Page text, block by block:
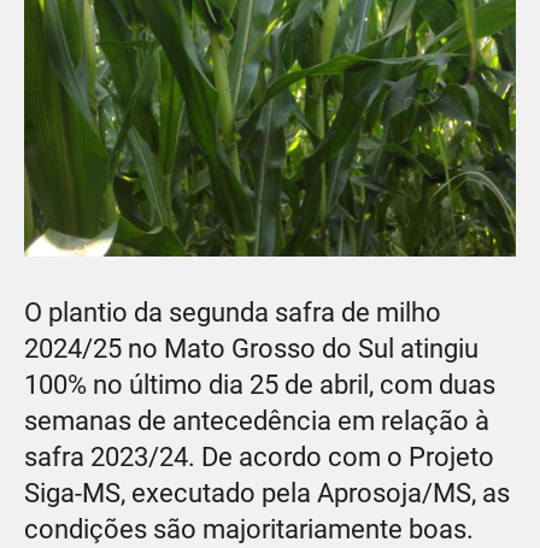
O plantio da segunda safra de milho
2024/25 no Mato Grosso do Sul atingiu
100% no último dia 25 de abril, com duas
semanas de antecedência em relação à
safra 2023/24. De acordo com o Projeto
Siga-MS, executado pela Aprosoja/MS, as
condições são majoritariamente boas.